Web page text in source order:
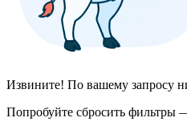
Извините! По вашему запросу
Попробуйте сбросить фильтры